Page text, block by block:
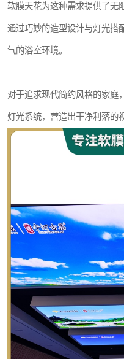
软膜天花为这种需求提供了无
通过巧妙的造型设计与灯光搭
气的浴室环境。
对于追求现代简约风格的家庭
灯光系统，营造出干净利落的